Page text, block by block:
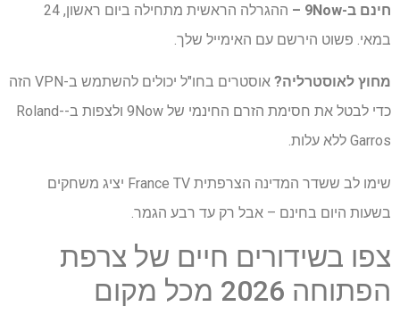
חינם ב-9Now
–
ההגרלה הראשית מתחילה ביום ראשון, 24
במאי. פשוט הירשם עם האימייל שלך.
מחוץ לאוסטרליה?
אוסטרים בחו"ל יכולים להשתמש ב-VPN הזה
כדי לבטל את חסימת הזרם החינמי של 9Now ולצפות ב-Roland-
Garros ללא עלות.
שימו לב ששדר המדינה הצרפתית France TV
יציג משחקים
בשעות היום בחינם – אבל רק עד רבע הגמר.
צפו בשידורים חיים של צרפת
הפתוחה 2026 מכל מקום